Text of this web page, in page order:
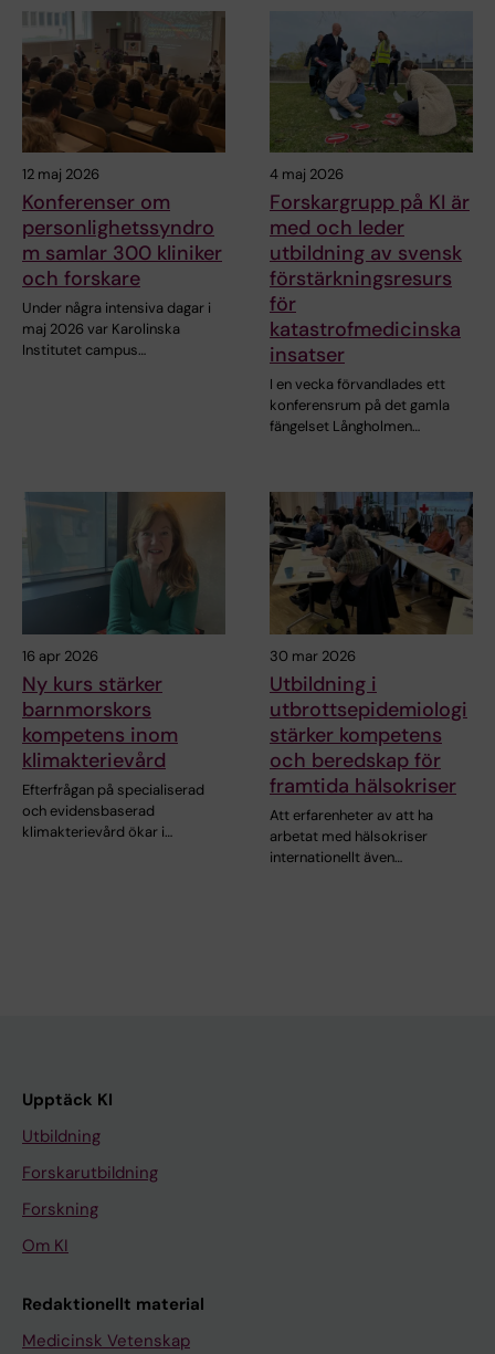
12 maj 2026
Konferenser om
personlighetssyndro
m samlar 300 kliniker
och forskare
Under några intensiva dagar i
maj 2026 var Karolinska
Institutet campus…
4 maj 2026
Forskargrupp på KI är
med och leder
utbildning av svensk
förstärkningsresurs
för
katastrofmedicinska
insatser
I en vecka förvandlades ett
konferensrum på det gamla
fängelset Långholmen…
16 apr 2026
Ny kurs stärker
barnmorskors
kompetens inom
klimakterievård
Efterfrågan på specialiserad
och evidensbaserad
klimakterievård ökar i…
30 mar 2026
Utbildning i
utbrottsepidemiologi
stärker kompetens
och beredskap för
framtida hälsokriser
Att erfarenheter av att ha
arbetat med hälsokriser
internationellt även…
Upptäck KI
Utbildning
Forskarutbildning
Forskning
Om KI
Redaktionellt material
Medicinsk Vetenskap